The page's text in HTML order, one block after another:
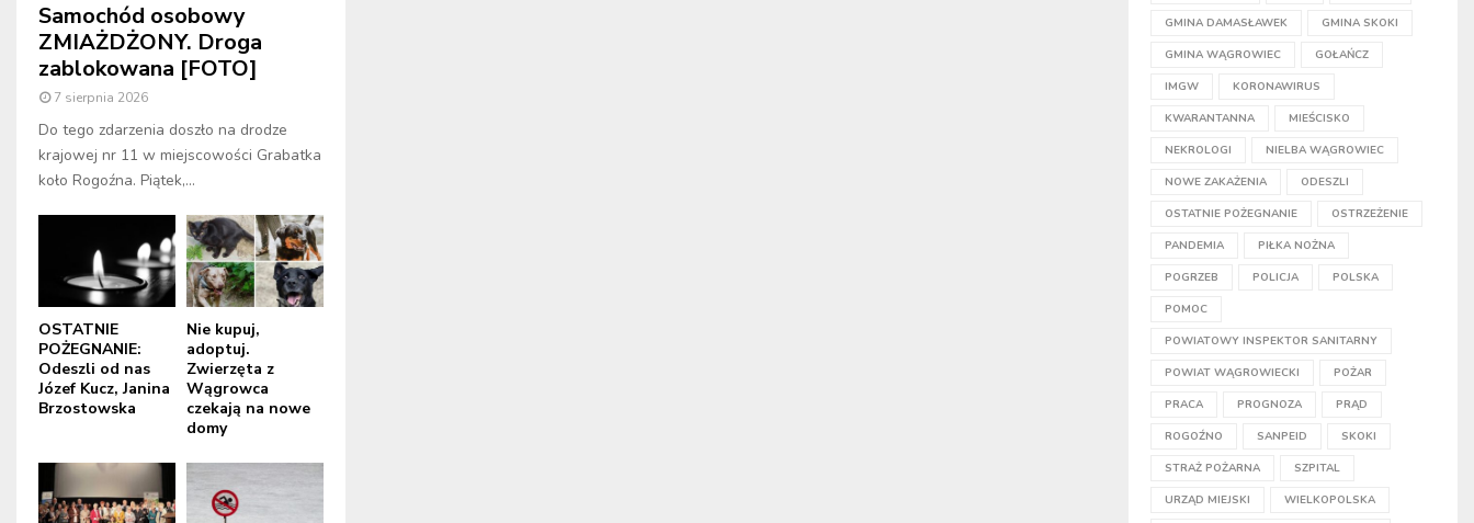
Samochód osobowy
ZMIAŻDŻONY. Droga
zablokowana [FOTO]
7 sierpnia 2026
Do tego zdarzenia doszło na drodze
krajowej nr 11 w miejscowości Grabatka
koło Rogoźna. Piątek,...
OSTATNIE
POŻEGNANIE:
Odeszli od nas
Józef Kucz, Janina
Brzostowska
Nie kupuj,
adoptuj.
Zwierzęta z
Wągrowca
czekają na nowe
domy
GMINA DAMASŁAWEK GMINA SKOKI
GMINA WĄGROWIEC GOŁAŃCZ
IMGW KORONAWIRUS
KWARANTANNA MIEŚCISKO
NEKROLOGI NIELBA WĄGROWIEC
NOWE ZAKAŻENIA ODESZLI
OSTATNIE POŻEGNANIE OSTRZEŻENIE
PANDEMIA PIŁKA NOŻNA
POGRZEB POLICJA POLSKA
POMOC
POWIATOWY INSPEKTOR SANITARNY
POWIAT WĄGROWIECKI POŻAR
PRACA PROGNOZA PRĄD
ROGOŹNO SANPEID SKOKI
STRAŻ POŻARNA SZPITAL
URZĄD MIEJSKI WIELKOPOLSKA